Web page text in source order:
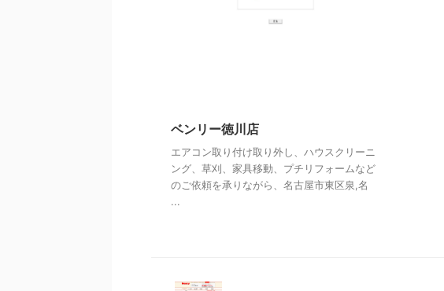
ベンリー徳川店
エアコン取り付け取り外し、ハウスクリーニ
ング、草刈、家具移動、プチリフォームなど
のご依頼を承りながら、名古屋市東区泉,名
...